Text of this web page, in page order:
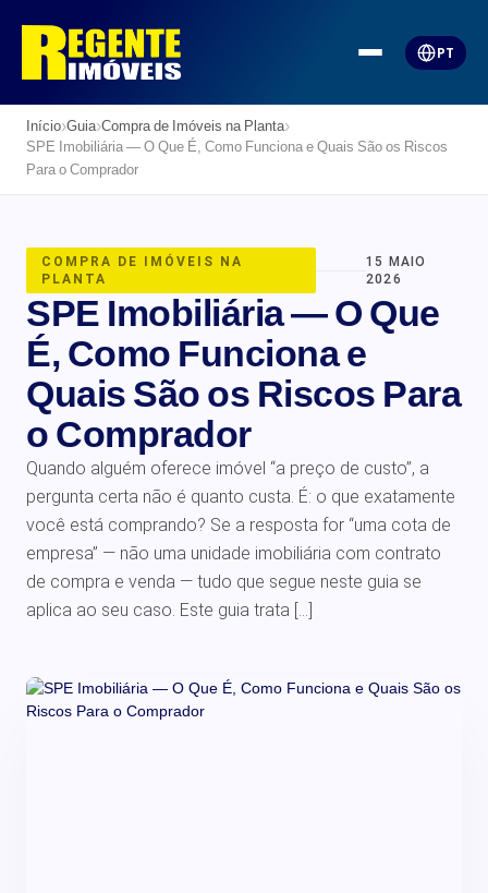
PT
Início›Guia›Compra de Imóveis na Planta›
SPE Imobiliária — O Que É, Como Funciona e Quais São os Riscos
Para o Comprador
COMPRA DE IMÓVEIS NA
PLANTA
15 MAIO
2026
SPE Imobiliária — O Que
É, Como Funciona e
Quais São os Riscos Para
o Comprador
Quando alguém oferece imóvel “a preço de custo”, a
pergunta certa não é quanto custa. É: o que exatamente
você está comprando? Se a resposta for “uma cota de
empresa” — não uma unidade imobiliária com contrato
de compra e venda — tudo que segue neste guia se
aplica ao seu caso. Este guia trata […]